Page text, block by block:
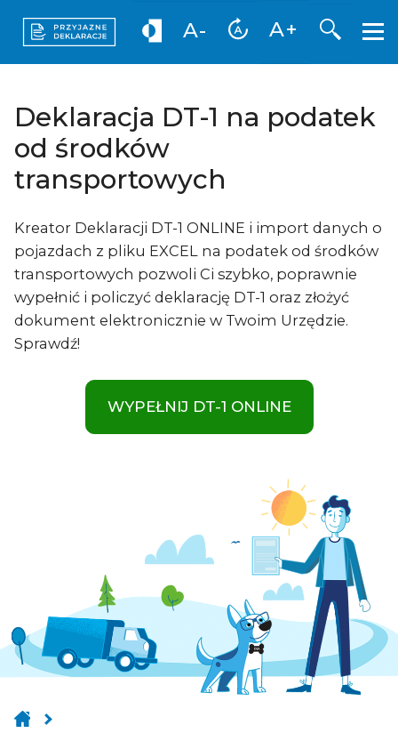
A- A+ Otwórz
Deklaracja DT-1 na podatek
od środków
transportowych
Kreator Deklaracji DT-1 ONLINE i import danych o
pojazdach z pliku EXCEL na podatek od środków
transportowych pozwoli Ci szybko, poprawnie
wypełnić i policzyć deklarację DT-1 oraz złożyć
dokument elektronicznie w Twoim Urzędzie.
Sprawdź!
WYPEŁNIJ DT-1 ONLINE